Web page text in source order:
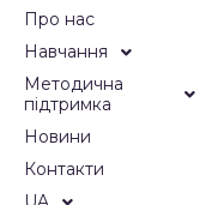
Про нас
Навчання
Методична
підтримка
Новини
Контакти